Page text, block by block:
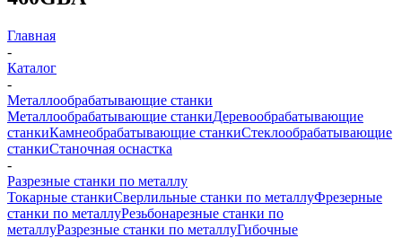
Главная
-
Каталог
-
Металлообрабатывающие станки
Металлообрабатывающие станкиДеревообрабатывающие
станкиКамнеобрабатывающие станкиСтеклообрабатывающие
станкиСтаночная оснастка
-
Разрезные станки по металлу
Токарные станкиСверлильные станки по металлуФрезерные
станки по металлуРезьбонарезные станки по
металлуРазрезные станки по металлуГибочные